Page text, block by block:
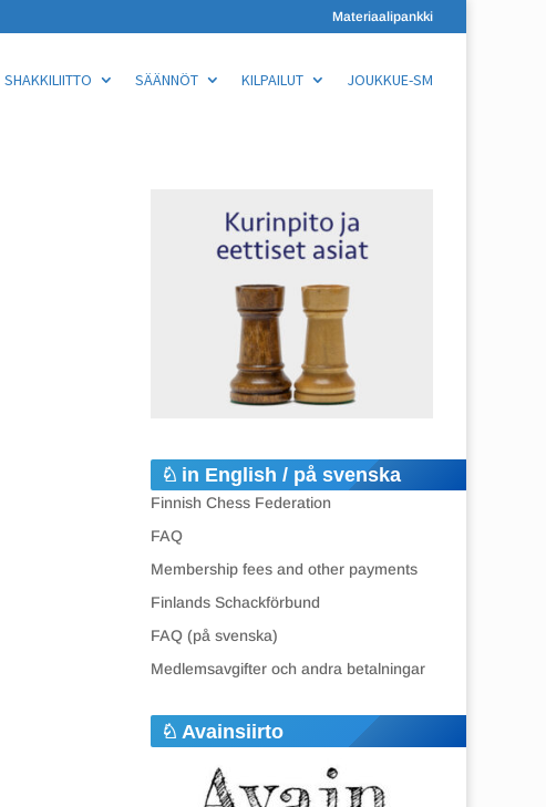
Materiaalipankki
SHAKKILIITTO SÄÄNNÖT KILPAILUT JOUKKUE-SM
in English / på svenska
Finnish Chess Federation
FAQ
Membership fees and other payments
Finlands Schackförbund
FAQ (på svenska)
Medlemsavgifter och andra betalningar
Avainsiirto